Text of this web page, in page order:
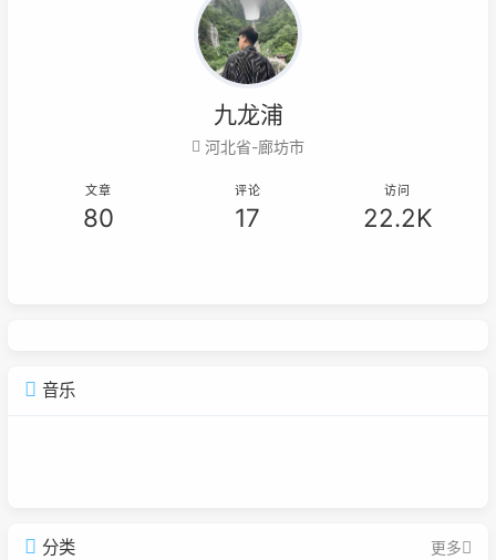
九龙浦
河北省-廊坊市
文章
80
评论
17
访问
22.2K
音乐
分类 更多